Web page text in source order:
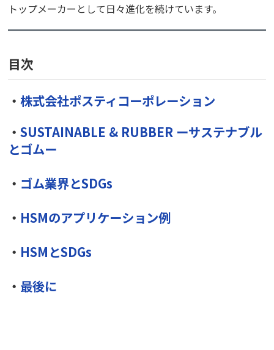
トップメーカーとして日々進化を続けています。
目次
・株式会社ポスティコーポレーション
・SUSTAINABLE & RUBBER ーサステナブル
とゴムー
・ ゴム業界とSDGs
・ HSMのアプリケーション例
・ HSMとSDGs
・ 最後に